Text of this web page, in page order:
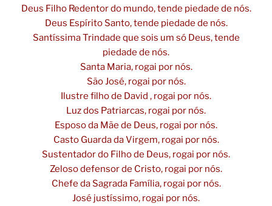
Deus Filho Redentor do mundo, tende piedade de nós.
Deus Espírito Santo, tende piedade de nós.
Santíssima Trindade que sois um só Deus, tende
piedade de nós.
Santa Maria, rogai por nós.
São José, rogai por nós.
Ilustre filho de David , rogai por nós.
Luz dos Patriarcas, rogai por nós.
Esposo da Mãe de Deus, rogai por nós.
Casto Guarda da Virgem, rogai por nós.
Sustentador do Filho de Deus, rogai por nós.
Zeloso defensor de Cristo, rogai por nós.
Chefe da Sagrada Família, rogai por nós.
José justíssimo, rogai por nós.